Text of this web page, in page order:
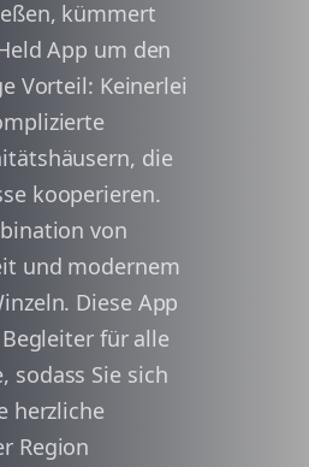
kümmert
App um den
Vorteil: Keinerlei
die
kooperieren.
von
und modernem
Diese App
für alle
sodass Sie sich
herzliche
Region